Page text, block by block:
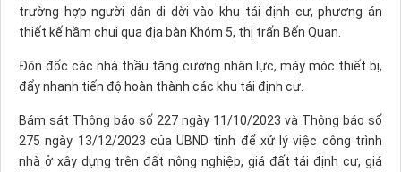
trường hợp người dân di dời vào khu tái định cư, phương án
thiết kế hầm chui qua địa bàn Khóm 5, thị trấn Bến Quan.
Đôn đốc các nhà thầu tăng cường nhân lực, máy móc thiết bị,
đẩy nhanh tiến độ hoàn thành các khu tái định cư.
Bám sát Thông báo số 227 ngày 11/10/2023 và Thông báo số
275 ngày 13/12/2023 của UBND tỉnh để xử lý việc công trình
nhà ở xây dựng trên đất nông nghiệp, giá đất tái định cư, giá